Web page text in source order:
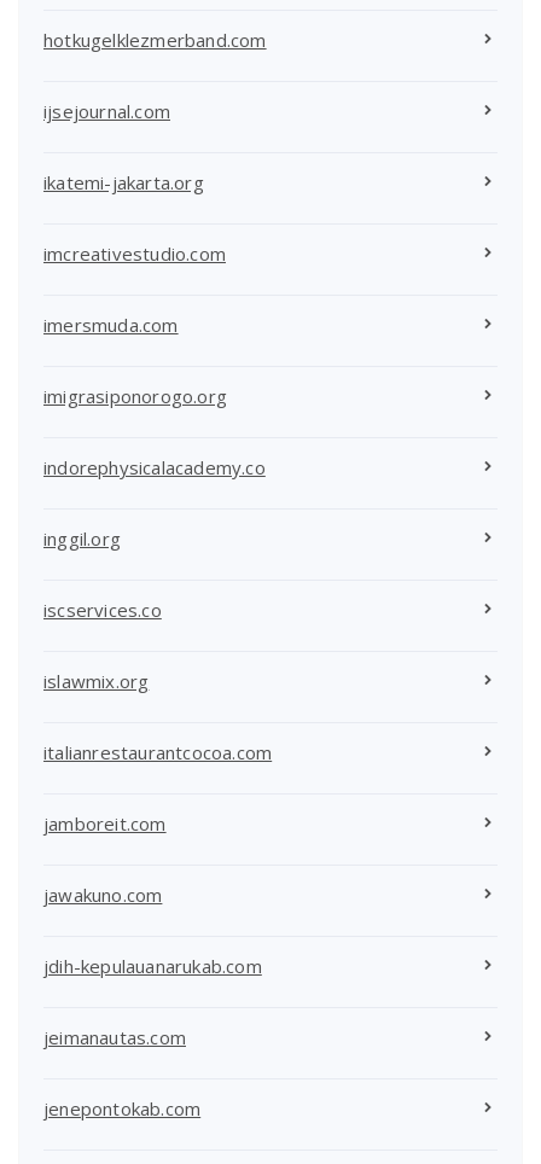
hotkugelklezmerband.com
ijsejournal.com
ikatemi-jakarta.org
imcreativestudio.com
imersmuda.com
imigrasiponorogo.org
indorephysicalacademy.co
inggil.org
iscservices.co
islawmix.org
italianrestaurantcocoa.com
jamboreit.com
jawakuno.com
jdih-kepulauanarukab.com
jeimanautas.com
jenepontokab.com